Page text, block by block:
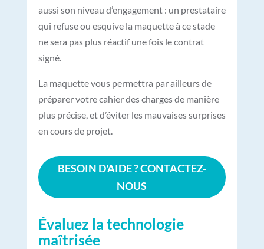
aussi son niveau d’engagement : un prestataire
qui refuse ou esquive la maquette à ce stade
ne sera pas plus réactif une fois le contrat
signé.
La maquette vous permettra par ailleurs de
préparer votre cahier des charges de manière
plus précise, et d’éviter les mauvaises surprises
en cours de projet.
BESOIN D'AIDE ? CONTACTEZ-
NOUS
Évaluez la technologie
maîtrisée